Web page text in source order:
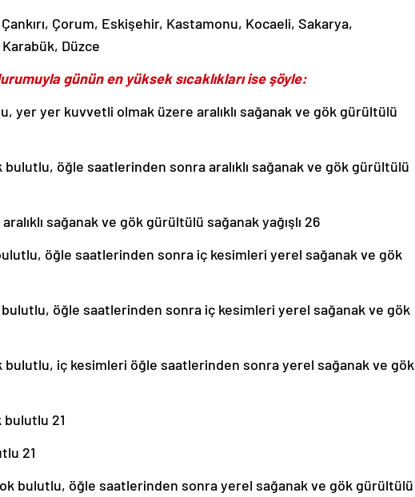
Çorum, Eskişehir, Kastamonu, Kocaeli, Sakarya,
Düzce
günün en yüksek sıcaklıkları ise şöyle:
yer yer kuvvetli olmak üzere aralıklı sağanak ve gök gürültülü
öğle saatlerinden sonra aralıklı sağanak ve gök gürültülü
sağanak ve gök gürültülü sağanak yağışlı 26
öğle saatlerinden sonra iç kesimleri yerel sağanak ve gök
öğle saatlerinden sonra iç kesimleri yerel sağanak ve gök
bulutlu, iç kesimleri öğle saatlerinden sonra yerel sağanak ve gök
bulutlu 21
21
bulutlu, öğle saatlerinden sonra yerel sağanak ve gök gürültülü